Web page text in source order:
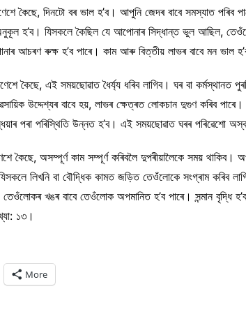
কৈছে, দিনটো বৰ ভাল হ’ব। আপুনি জেদৰ বাবে সমস্যাত
হ’ব। যিসকলে কৈছিল যে আপোনাৰ সিদ্ধান্ত ভুল আছিল,
আচৰণ ৰুক্ষ হ’ব পাৰে। কাম আৰু বিত্তীয় লাভৰ বাবে মন ভাল
কৈছে, এই সময়ছোৱাত ধৈৰ্য্য ধৰিব লাগিব। ঘৰ বা
উদ্দেশ্যৰ বাবে হয়, লাভৰ ক্ষেত্ৰত লোকচান দুগুণ কৰিব
পৰা পৰিস্থিতি উন্নত হ’ব। এই সময়ছোৱাত ঘৰৰ পৰিৱেশো
কৈছে, অসম্পূৰ্ণ কাম সম্পূৰ্ণ কৰিবলৈ দুপৰীয়ালৈকে সময়
লিখনি বা বৌদ্ধিক কামত জড়িত তেওঁলোকে সংগ্ৰাম কৰিব
তেওঁলোকৰ খঙৰ বাবে তেওঁলোক অপমানিত হ’ব পাৰে। সন্মান বৃদ্ধি
১৩।
More